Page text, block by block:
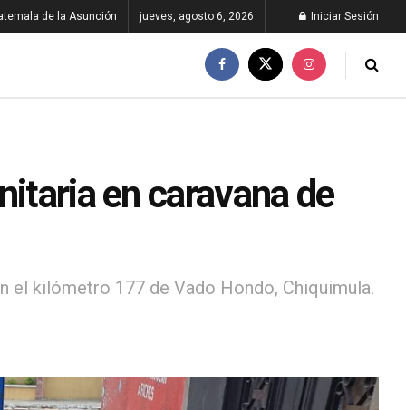
de la Asunción jueves, agosto 6, 2026 Iniciar Sesión
en caravana de
el kilómetro 177 de Vado Hondo, Chiquimula.